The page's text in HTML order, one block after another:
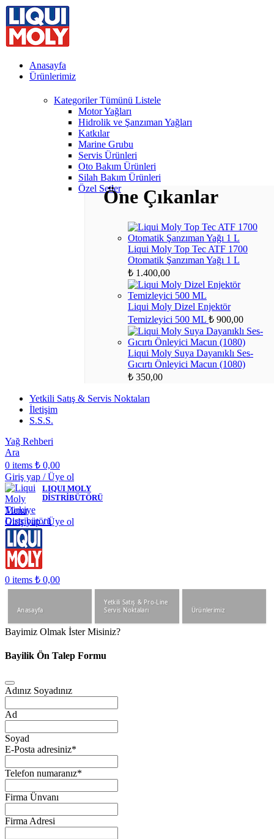
Anasayfa
Ürünlerimiz
KategorilerTümünü Listele
Motor Yağları
Hidrolik ve Şanzıman Yağları
Katkılar
Marine Grubu
Servis Ürünleri
Oto Bakım Ürünleri
Silah Bakım Ürünleri
Özel SetlerÖne Çıkanlar
Liqui Moly Top Tec ATF 1700
Otomatik Şanzıman Yağı 1 L
₺ 1.400,00
Liqui Moly Dizel Enjektör
Temizleyici 500 ML ₺ 900,00
Liqui Moly Suya Dayanıklı Ses-
Gıcırtı Önleyici Macun (1080)
₺ 350,00
Yetkili Satış & Servis Noktaları
İletişim
S.S.S.
Yağ Rehberi
Ara
0 items ₺ 0,00
Giriş yap / Üye ol
LIQUI MOLY
DİSTRİBÜTÖRÜ
Menu
Giriş yap / Üye ol
0 items ₺ 0,00
Anasayfa
Yetkili Satış & Pro-Line
Servis Noktaları
Ürünlerimiz
Bayimiz Olmak İster Misiniz?
Bayilik Ön Talep Formu
Adınız Soyadınız
Ad
Soyad
E-Posta adresiniz*
Telefon numaranız*
Firma Ünvanı
Firma Adresi